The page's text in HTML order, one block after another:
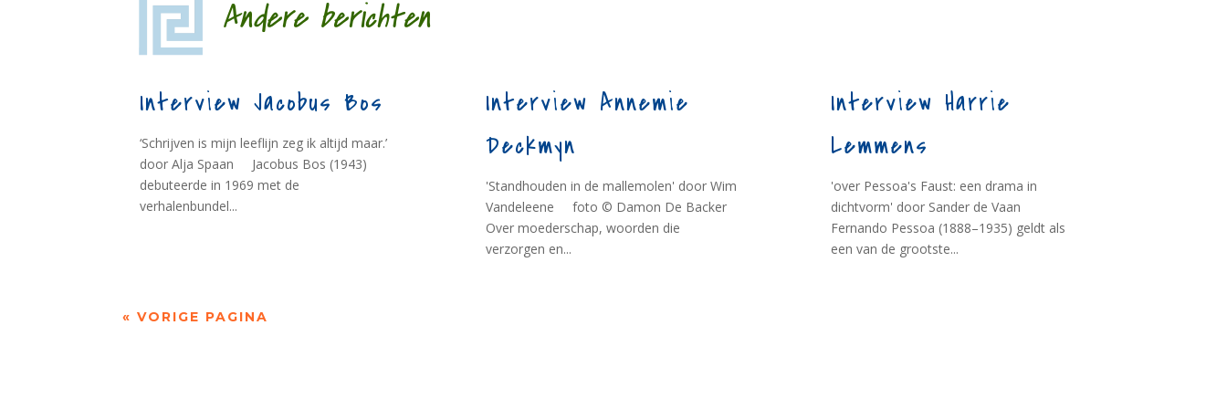
Andere berichten
Interview Jacobus Bos
‘Schrijven is mijn leeflijn zeg ik altijd maar.’
door Alja Spaan Jacobus Bos (1943)
debuteerde in 1969 met de
verhalenbundel...
Interview Annemie
Deckmyn
'Standhouden in de mallemolen' door Wim
Vandeleene foto © Damon De Backer
Over moederschap, woorden die
verzorgen en...
Interview Harrie
Lemmens
'over Pessoa's Faust: een drama in
dichtvorm' door Sander de Vaan
Fernando Pessoa (1888–1935) geldt als
een van de grootste...
« VORIGE PAGINA